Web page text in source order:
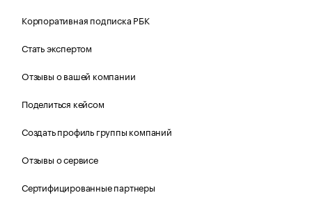
Корпоративная подписка РБК
Стать экспертом
Отзывы о вашей компании
Поделиться кейсом
Создать профиль группы компаний
Отзывы о сервисе
Сертифицированные партнеры